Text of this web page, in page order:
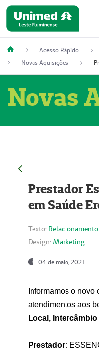
Acesso Rápido
Novas Aquisições
Novas
Prestador
em Saúde
Texto:
Design: Marketing
04 de maio, 2021
Informamos o novo
atendimentos aos
Local,
Prestador: